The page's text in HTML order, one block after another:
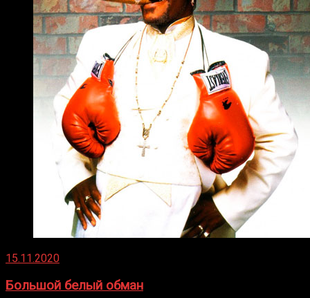
15.11.2020
Большой белый обман